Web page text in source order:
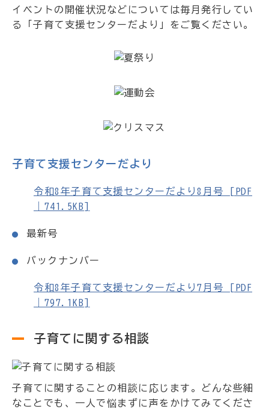
イベントの開催状況などについては毎月発行してい
る「子育て支援センターだより」をご覧ください。
子育て支援センターだより
令和8年子育て支援センターだより8月号 [PDF
｜741.5KB]
最新号
バックナンバー
令和8年子育て支援センターだより7月号 [PDF
｜797.1KB]
子育てに関する相談
子育てに関することの相談に応じます。どんな些細
なことでも、一人で悩まずに声をかけてみてくださ